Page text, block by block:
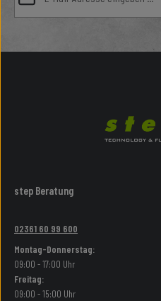
step Beratung
02361 60 99 600
Montag-Donnerstag:
09:00 - 17:00 Uhr
Freitag:
09:00 - 15:00 Uhr